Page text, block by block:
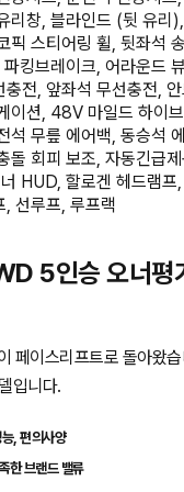
리창, 블라인드 (뒷 유
픽 스티어링 휠, 뒷좌석
킹브레이크, 어라운드
전, 앞좌석 무선충전,
이션, 48V 마일드 하이
석 무릎 에어백, 동승석
돌 회피 보조, 자동긴급
HUD, 할로겐 헤드램
, 선루프, 루프랙
5인승 오너평
페이스리프트로 돌아왔
입니다.
, 편의사양
한 브랜드 밸류